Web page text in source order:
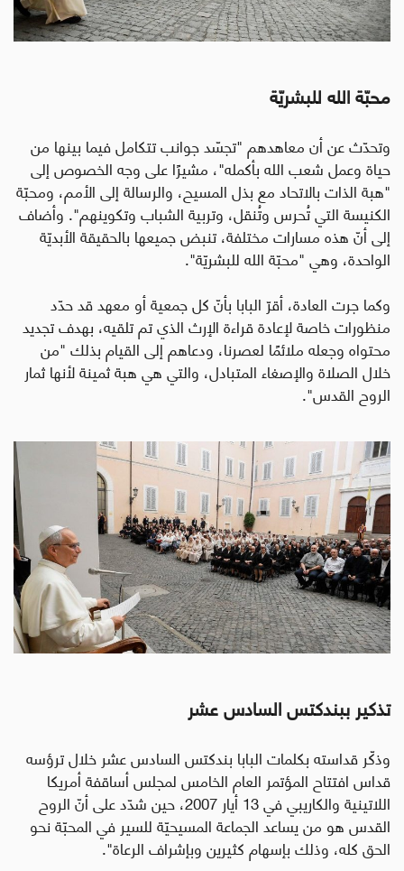
محبّة الله للبشريّة
وتحدّث عن أن معاهدهم "تجسّد جوانب تتكامل فيما بينها من
حياة وعمل شعب الله بأكمله"، مشيرًا على وجه الخصوص إلى
"هبة الذات بالاتحاد مع بذل المسيح، والرسالة إلى الأمم، ومحبّة
الكنيسة التي تُحرس وتُنقل، وتربية الشباب وتكوينهم". وأضاف
إلى أنّ هذه مسارات مختلفة، تنبض جميعها بالحقيقة الأبديّة
الواحدة، وهي "محبّة الله للبشريّة".
وكما جرت العادة، أقرّ البابا بأنّ كل جمعية أو معهد قد حدّد
منظورات خاصة لإعادة قراءة الإرث الذي تم تلقيه، بهدف تجديد
محتواه وجعله ملائمًا لعصرنا، ودعاهم إلى القيام بذلك "من
خلال الصلاة والإصغاء المتبادل، والتي هي هبة ثمينة لأنها ثمار
الروح القدس".
تذكير ببندكتس السادس عشر
وذكّر قداسته بكلمات البابا بندكتس السادس عشر خلال ترؤسه
قداس افتتاح المؤتمر العام الخامس لمجلس أساقفة أمريكا
اللاتينية والكاريبي في 13 أيار 2007، حين شدّد على أنّ الروح
القدس هو من يساعد الجماعة المسيحيّة للسير في المحبّة نحو
الحق كله، وذلك بإسهام كثيرين وبإشراف الرعاة".